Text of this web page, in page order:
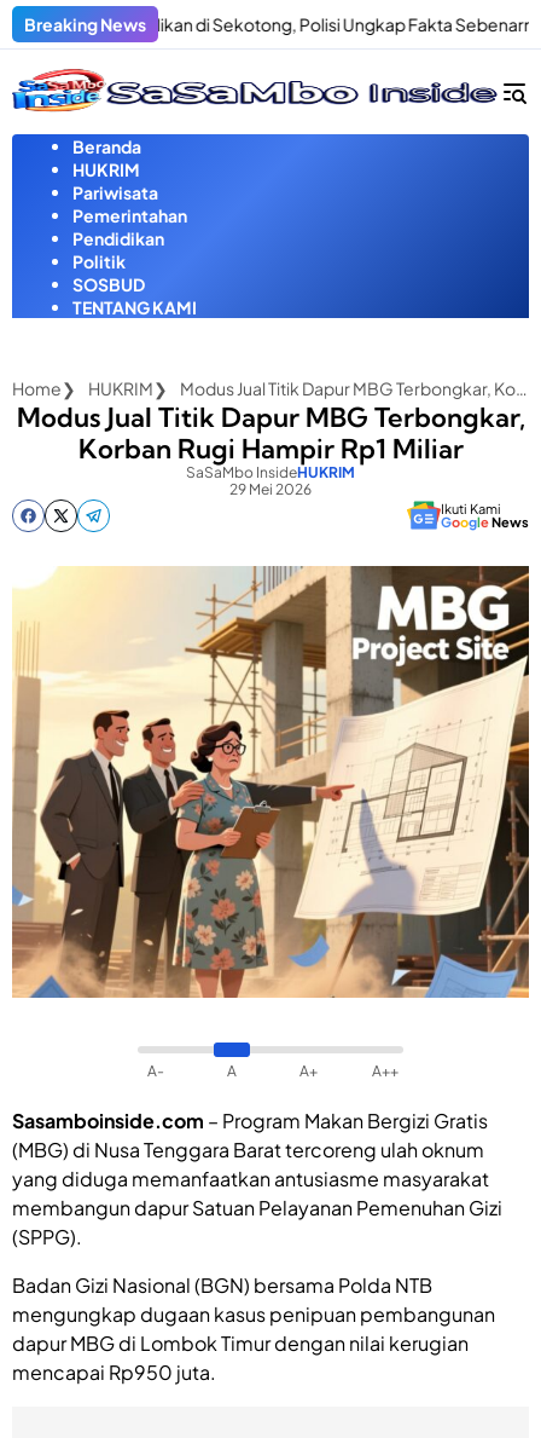
Langsung
ke
Breaking News
Penculikan di Sekotong, Polisi Ungkap Fakta Sebenarnya
Beranda
HUKRIM
Pariwisata
Pemerintahan
Pendidikan
Politik
SOSBUD
TENTANG KAMI
Home HUKRIM Modus Jual Titik Dapur MBG Terbongkar, Korban Rugi Hampir Rp1 Miliar
Modus Jual Titik Dapur MBG Terbongkar,
Korban Rugi Hampir Rp1 Miliar
SaSaMbo InsideHUKRIM
29 Mei 2026
Ikuti Kami
GoogleNews
A- A A+ A++
Sasamboinside.com – Program Makan Bergizi Gratis
(MBG) di Nusa Tenggara Barat tercoreng ulah oknum
yang diduga memanfaatkan antusiasme masyarakat
membangun dapur Satuan Pelayanan Pemenuhan Gizi
(SPPG).
Badan Gizi Nasional (BGN) bersama Polda NTB
mengungkap dugaan kasus penipuan pembangunan
dapur MBG di Lombok Timur dengan nilai kerugian
mencapai Rp950 juta.